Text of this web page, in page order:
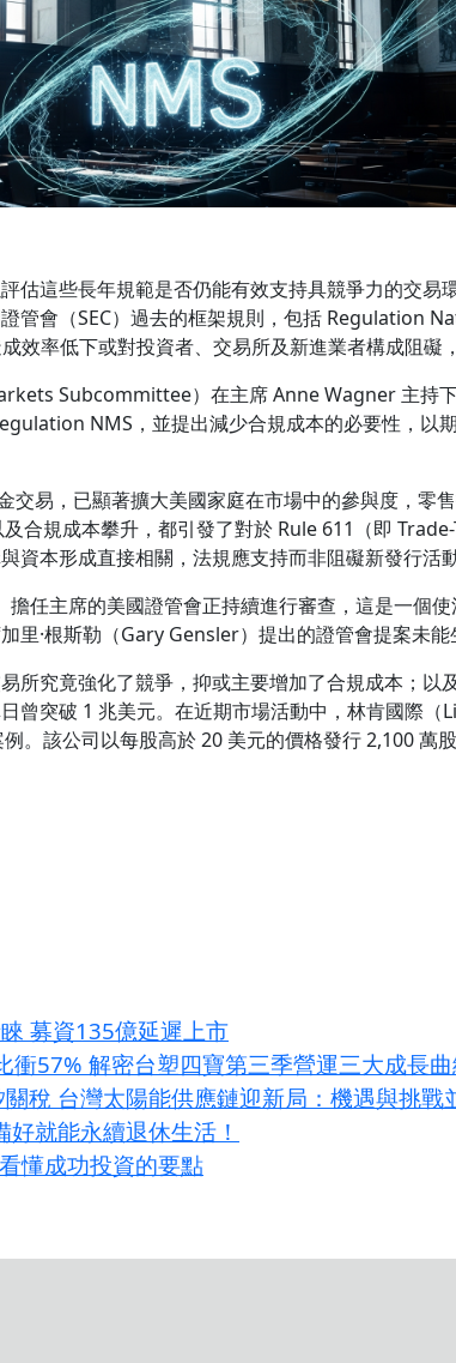
估這些長年規範是否仍能有效支持具競爭力的交易
管會（SEC）過去的框架規則，包括 Regulation
率低下或對投資者、交易所及新進業者構成阻礙
Subcommittee）在主席 Anne Wagner 主持
NMS，並提出減少合規成本的必要性，以
易，已顯著擴大美國家庭在市場中的參與度，零
合規成本攀升，都引發了對於 Rule 611（即
本形成直接相關，法規應支持而非阻礙新發行活動
任主席的美國證管會正持續進行審查，這是一個
·根斯勒（Gary Gensler）提出的證管會提案未能
所究竟強化了競爭，抑或主要增加了合規成本；以
曾突破 1 兆美元。在近期市場活動中，林肯國際
。該公司以每股高於 20 美元的價格發行 2,100 萬
募資135億延遲上市
衝57% 解密台塑四寶第三季營運三大成長曲
稅 台灣太陽能供應鏈迎新局：機遇與挑戰
就能永續退休生活！
懂成功投資的要點